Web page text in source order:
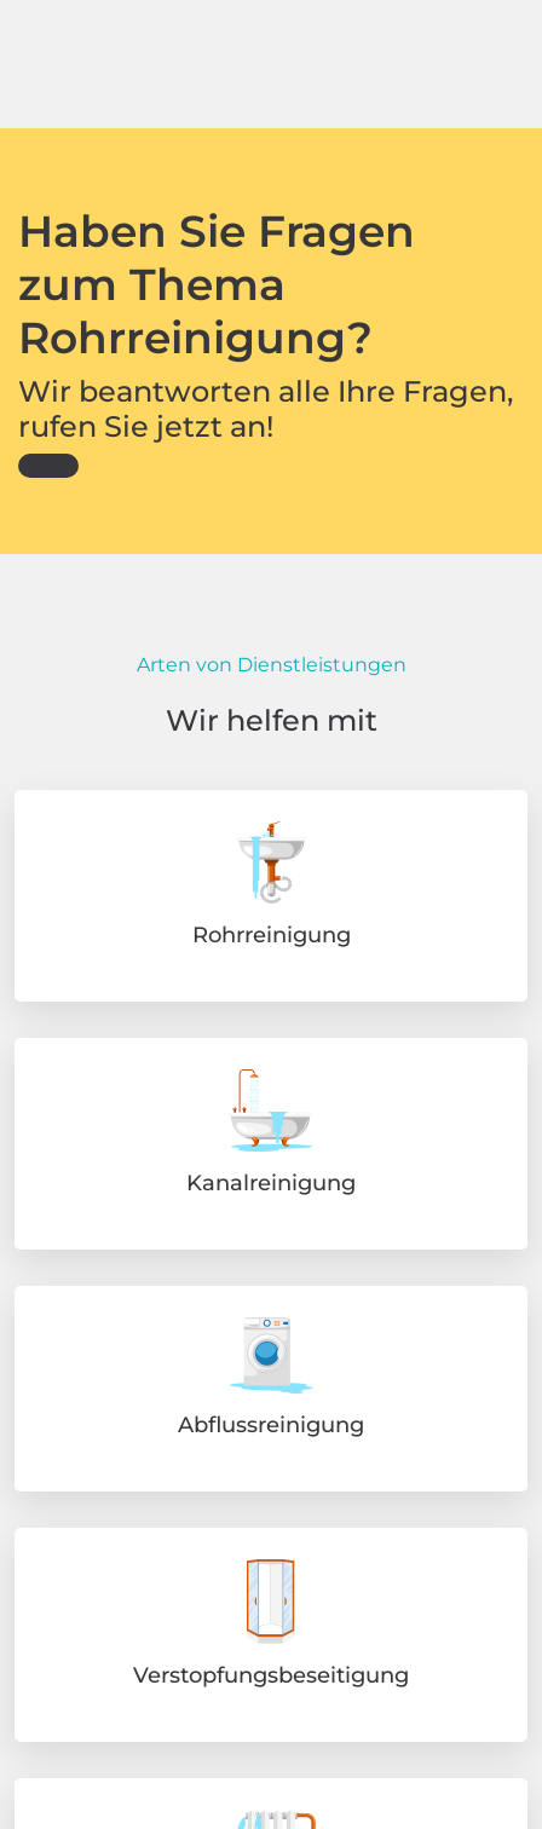
Haben Sie Fragen
zum Thema
Rohrreinigung?
Wir beantworten alle Ihre Fragen,
rufen Sie jetzt an!
Arten von Dienstleistungen
Wir helfen mit
Rohrreinigung
Kanalreinigung
Abflussreinigung
Verstopfungsbeseitigung